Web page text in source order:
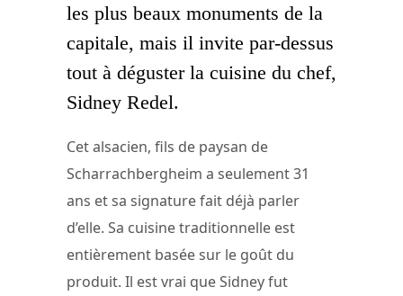
les plus beaux monuments de la
capitale, mais il invite par-dessus
tout à déguster la cuisine du chef,
Sidney Redel.
Cet alsacien, fils de paysan de
Scharrachbergheim a seulement 31
ans et sa signature fait déjà parler
d’elle. Sa cuisine traditionnelle est
entièrement basée sur le goût du
produit. Il est vrai que Sidney fut